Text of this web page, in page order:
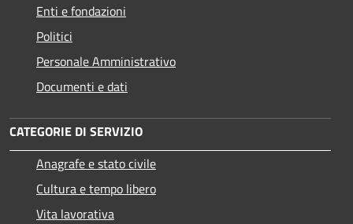
Enti e fondazioni
Politici
Personale Amministrativo
Documenti e dati
CATEGORIE DI SERVIZIO
Anagrafe e stato civile
Cultura e tempo libero
Vita lavorativa